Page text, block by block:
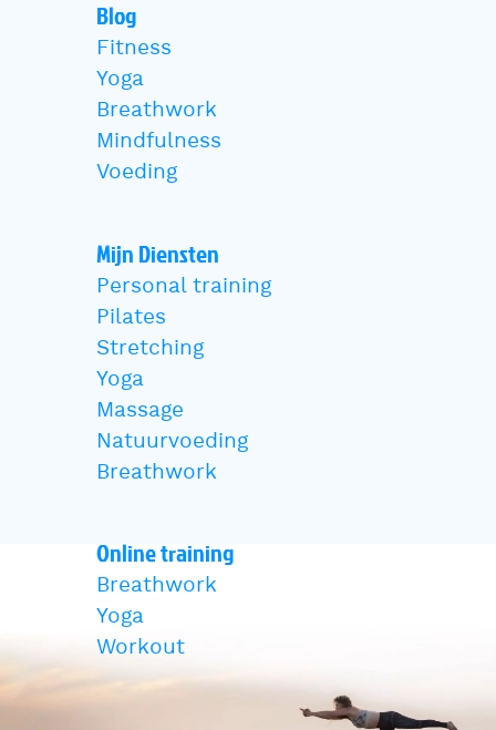
Blog
Fitness
Yoga
Breathwork
Mindfulness
Voeding
Mijn Diensten
Personal training
Pilates
Stretching
Yoga
Massage
Natuurvoeding
Breathwork
Online training
Breathwork
Yoga
Workout